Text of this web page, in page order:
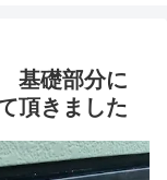
基礎部分に
頂きました